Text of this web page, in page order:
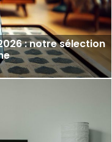
: notre sélection